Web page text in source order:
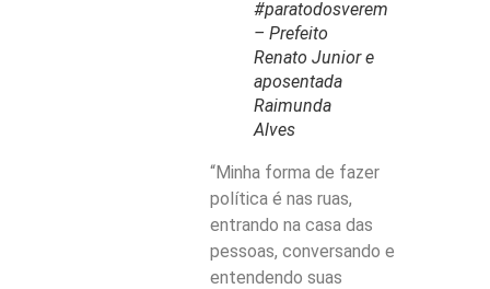
#paratodosverem
– Prefeito
Renato Junior e
aposentada
Raimunda
Alves
“Minha forma de fazer
política é nas ruas,
entrando na casa das
pessoas, conversando e
entendendo suas